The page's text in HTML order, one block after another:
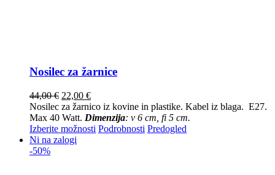
Nosilec za žarnice
44,00€ 22,00 €
Nosilec za žarnico iz kovine in plastike. Kabel iz blaga. E27.
Max 40 Watt. Dimenzija: v 6 cm, fi 5 cm.
Izberite možnosti Podrobnosti Predogled
Ni na zalogi
-50%